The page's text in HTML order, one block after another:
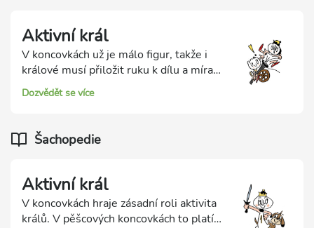
Aktivní král
V koncovkách už je málo figur, takže i
králové musí přiložit ruku k dílu a míra
jejich aktivity často rozhoduje o osudu
partie. Král, který je centralizovaný
koncovkách obrovskou sílu!
Dozvědět se více
Šachopedie
Aktivní král
V koncovkách hraje zásadní roli aktivita
králů. V pěšcových koncovkách to platí